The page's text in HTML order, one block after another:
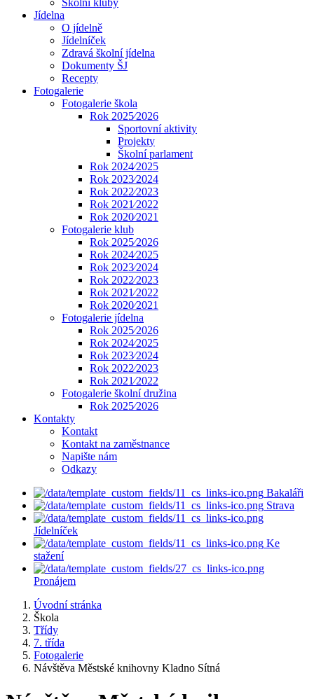
Školní kluby
Jídelna
O jídelně
Jídelníček
Zdravá školní jídelna
Dokumenty ŠJ
Recepty
Fotogalerie
Fotogalerie škola
Rok 2025⁄2026
Sportovní aktivity
Projekty
Školní parlament
Rok 2024⁄2025
Rok 2023⁄2024
Rok 2022⁄2023
Rok 2021⁄2022
Rok 2020⁄2021
Fotogalerie klub
Rok 2025⁄2026
Rok 2024⁄2025
Rok 2023⁄2024
Rok 2022⁄2023
Rok 2021⁄2022
Rok 2020⁄2021
Fotogalerie jídelna
Rok 2025⁄2026
Rok 2024⁄2025
Rok 2023⁄2024
Rok 2022⁄2023
Rok 2021⁄2022
Fotogalerie školní družina
Rok 2025⁄2026
Kontakty
Kontakt
Kontakt na zaměstnance
Napište nám
Odkazy
Bakaláři
Strava
Jídelníček
Ke
stažení
Pronájem
Úvodní stránka
Škola
Třídy
7. třída
Fotogalerie
Návštěva Městské knihovny Kladno Sítná